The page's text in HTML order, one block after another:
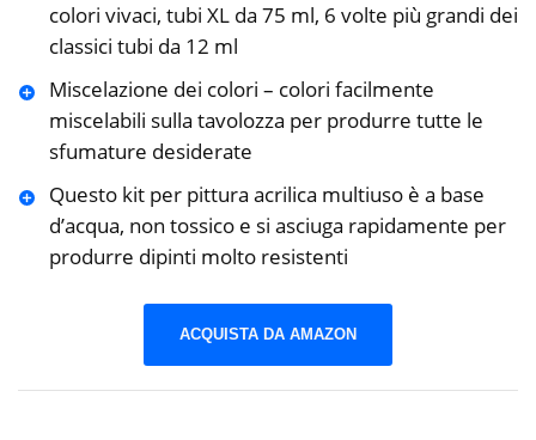
colori vivaci, tubi XL da 75 ml, 6 volte più grandi dei
classici tubi da 12 ml
Miscelazione dei colori – colori facilmente
miscelabili sulla tavolozza per produrre tutte le
sfumature desiderate
Questo kit per pittura acrilica multiuso è a base
d’acqua, non tossico e si asciuga rapidamente per
produrre dipinti molto resistenti
ACQUISTA DA AMAZON